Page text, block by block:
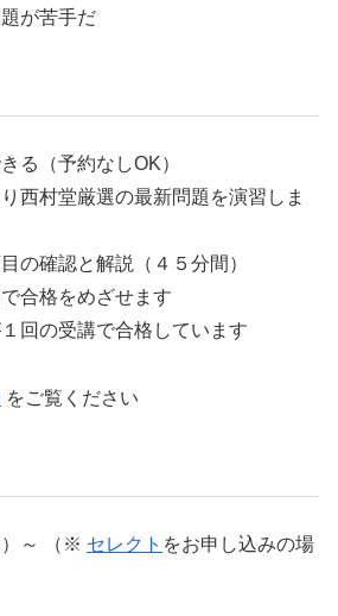
が苦手だ
る（予約なしOK）
西村堂厳選の最新問題を演習しま
の確認と解説（４５分間）
合格をめざせます
回の受講で合格しています
をご覧ください
）～ （※ セレクト をお申し込みの場